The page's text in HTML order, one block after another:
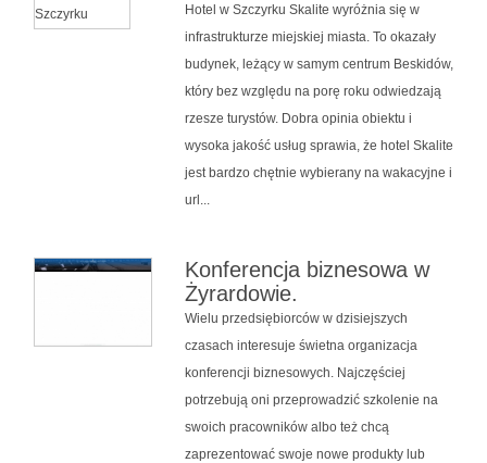
Hotel w Szczyrku Skalite wyróżnia się w
infrastrukturze miejskiej miasta. To okazały
budynek, leżący w samym centrum Beskidów,
który bez względu na porę roku odwiedzają
rzesze turystów. Dobra opinia obiektu i
wysoka jakość usług sprawia, że hotel Skalite
jest bardzo chętnie wybierany na wakacyjne i
url...
Konferencja biznesowa w
Żyrardowie.
Wielu przedsiębiorców w dzisiejszych
czasach interesuje świetna organizacja
konferencji biznesowych. Najczęściej
potrzebują oni przeprowadzić szkolenie na
swoich pracowników albo też chcą
zaprezentować swoje nowe produkty lub